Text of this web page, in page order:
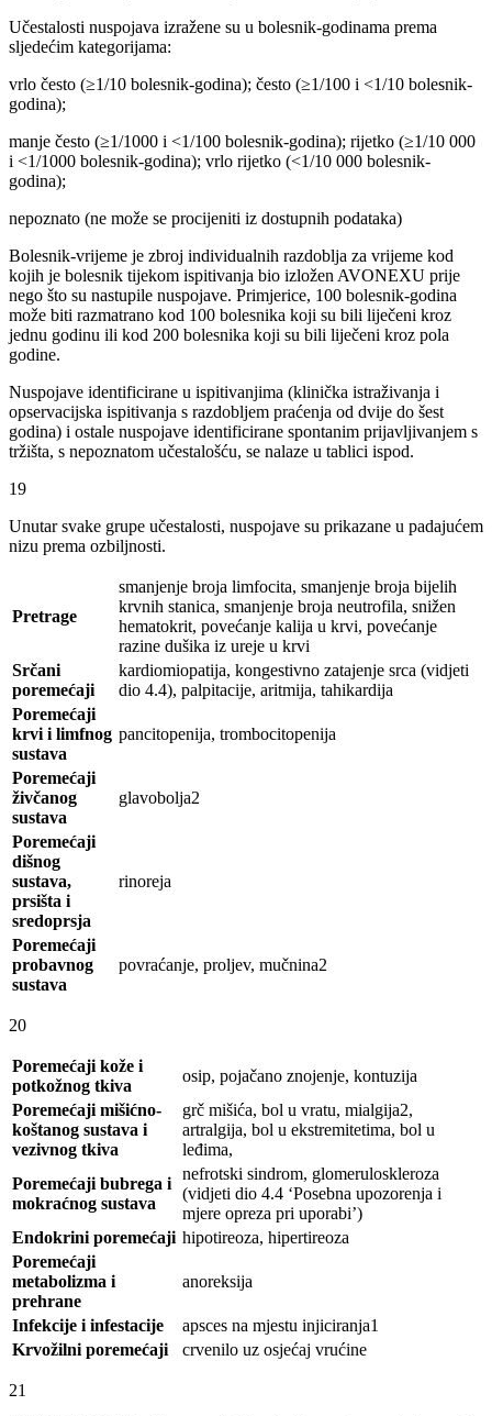
Učestalosti nuspojava izražene su u bolesnik-godinama prema
sljedećim kategorijama:
vrlo često (≥1/10 bolesnik-godina); često (≥1/100 i <1/10 bolesnik-
godina);
manje često (≥1/1000 i <1/100 bolesnik-godina); rijetko (≥1/10 000
i <1/1000 bolesnik-godina); vrlo rijetko (<1/10 000 bolesnik-
godina);
nepoznato (ne može se procijeniti iz dostupnih podataka)
Bolesnik-vrijeme je zbroj individualnih razdoblja za vrijeme kod
kojih je bolesnik tijekom ispitivanja bio izložen AVONEXU prije
nego što su nastupile nuspojave. Primjerice, 100 bolesnik-godina
može biti razmatrano kod 100 bolesnika koji su bili liječeni kroz
jednu godinu ili kod 200 bolesnika koji su bili liječeni kroz pola
godine.
Nuspojave identificirane u ispitivanjima (klinička istraživanja i
opservacijska ispitivanja s razdobljem praćenja od dvije do šest
godina) i ostale nuspojave identificirane spontanim prijavljivanjem s
tržišta, s nepoznatom učestalošću, se nalaze u tablici ispod.
19
Unutar svake grupe učestalosti, nuspojave su prikazane u padajućem
nizu prema ozbiljnosti.
Pretrage
smanjenje broja limfocita, smanjenje broja bijelih
krvnih stanica, smanjenje broja neutrofila, snižen
hematokrit, povećanje kalija u krvi, povećanje
razine dušika iz ureje u krvi
Srčani
poremećaji
kardiomiopatija, kongestivno zatajenje srca (vidjeti
dio 4.4), palpitacije, aritmija, tahikardija
Poremećaji
krvi i limfnog
sustava
pancitopenija, trombocitopenija
Poremećaji
živčanog
sustava
glavobolja2
Poremećaji
dišnog
sustava,
prsišta i
sredoprsja
rinoreja
Poremećaji
probavnog
sustava
povraćanje, proljev, mučnina2
20
Poremećaji kože i
potkožnog tkiva
osip, pojačano znojenje, kontuzija
Poremećaji mišićno-
koštanog sustava i
vezivnog tkiva
grč mišića, bol u vratu, mialgija2,
artralgija, bol u ekstremitetima, bol u
leđima,
Poremećaji bubrega i
mokraćnog sustava
nefrotski sindrom, glomeruloskleroza
(vidjeti dio 4.4 ‘Posebna upozorenja i
mjere opreza pri uporabi’)
Endokrini poremećaji hipotireoza, hipertireoza
Poremećaji
metabolizma i
prehrane
anoreksija
Infekcije i infestacije
apsces na mjestu injiciranja1
Krvožilni poremećaji
crvenilo uz osjećaj vrućine
21